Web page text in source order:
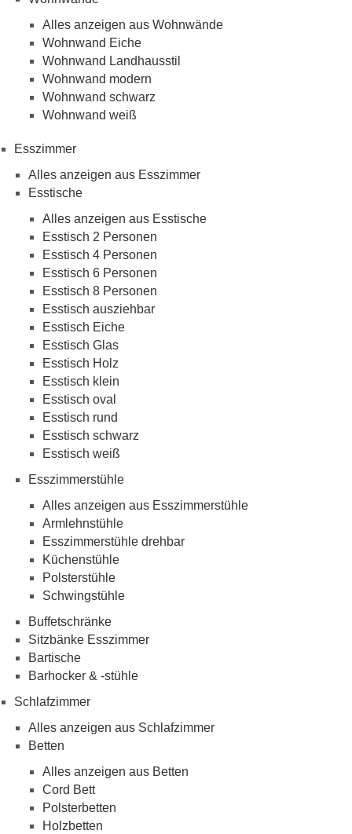
Alles anzeigen aus Wohnwände
Wohnwand Eiche
Wohnwand Landhausstil
Wohnwand modern
Wohnwand schwarz
Wohnwand weiß
Esszimmer
Alles anzeigen aus Esszimmer
Esstische
Alles anzeigen aus Esstische
Esstisch 2 Personen
Esstisch 4 Personen
Esstisch 6 Personen
Esstisch 8 Personen
Esstisch ausziehbar
Esstisch Eiche
Esstisch Glas
Esstisch Holz
Esstisch klein
Esstisch oval
Esstisch rund
Esstisch schwarz
Esstisch weiß
Esszimmerstühle
Alles anzeigen aus Esszimmerstühle
Armlehnstühle
Esszimmerstühle drehbar
Küchenstühle
Polsterstühle
Schwingstühle
Buffetschränke
Sitzbänke Esszimmer
Bartische
Barhocker & -stühle
Schlafzimmer
Alles anzeigen aus Schlafzimmer
Betten
Alles anzeigen aus Betten
Cord Bett
Polsterbetten
Holzbetten